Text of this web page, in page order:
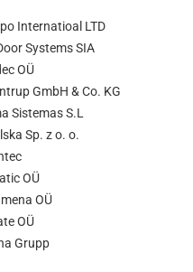
Internatioal LTD
Systems SIA
OÜ
GmbH & Co. KG
Sistemas S.L
Sp. z o. o.
OÜ
OÜ
OÜ
Grupp